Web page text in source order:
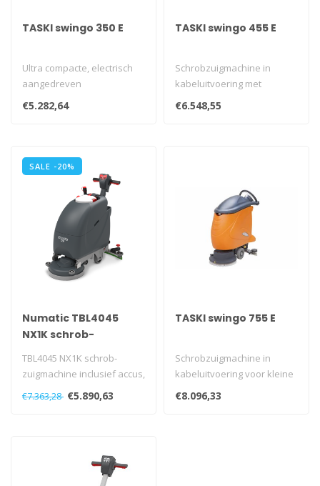
TASKI swingo 350 E
Ultra compacte, electrisch
aangedreven
schrobzuigmachine,
€5.282,64
TASKI swingo 455 E
Schrobzuigmachine in
kabeluitvoering met
ergonomisch gevormde
€6.548,55
SALE -20%
Numatic TBL4045
NX1K schrob-
TBL4045 NX1K schrob-
zuigmachine inclusief accus,
lader, borstel en NSP..
€7.363,28 €5.890,63
TASKI swingo 755 E
Schrobzuigmachine in
kabeluitvoering voor kleine
tot middelgrote ruimten op
€8.096,33